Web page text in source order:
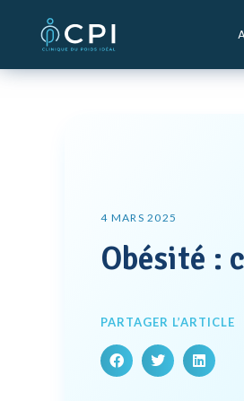
4 MARS 2025
Obésité :
PARTAGER L’ARTICLE